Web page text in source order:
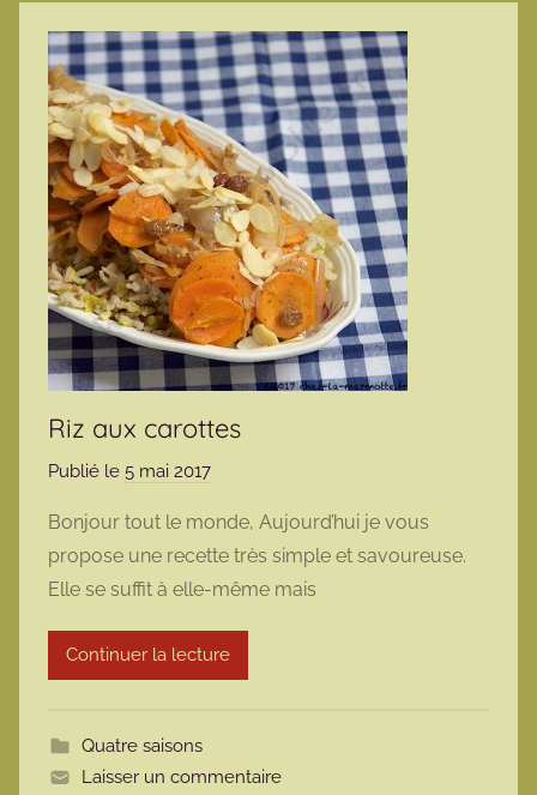
Riz aux carottes
Publié le 5 mai 2017
r
m
a
r
m
e
Bonjour tout le monde, Aujourd’hui je vous
propose une recette très simple et savoureuse.
Elle se suffit à elle-même mais
Continuer la lecture
Quatre saisons
Laisser un commentaire